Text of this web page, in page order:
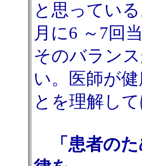
と思ってい
月に6 ～7回
そのバラン
い。医師が
とを理解し
「患者のた